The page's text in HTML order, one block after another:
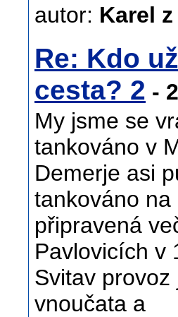
autor: Karel z
Re: Kdo
cesta? 2 -
My jsme se
tankováno v
Demerje asi
tankováno
připravená
Pavlovicích v
Svitav
vnoučata a